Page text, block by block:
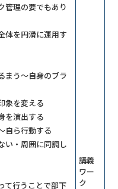
管理の要でもあり
を円滑に運用す
う～自身のブラ
を変える
演出する
自ら行動する
・周囲に同調し
行うことで部下
講義
ワー
ク